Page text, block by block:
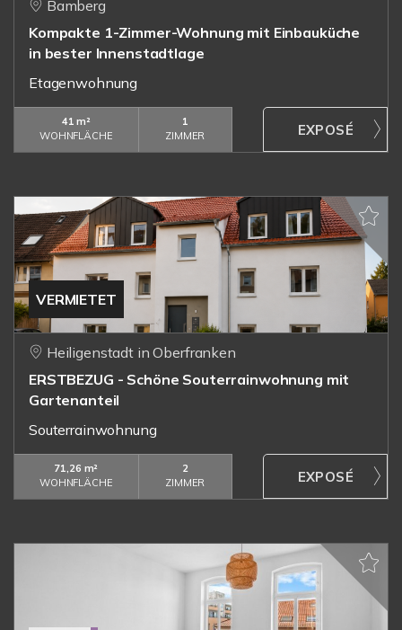
Bamberg
Kompakte 1-Zimmer-Wohnung mit Einbauküche
in bester Innenstadtlage
Etagenwohnung
41 m²
WOHNFLÄCHE
1
ZIMMER
VERMIETET
Heiligenstadt in Oberfranken
ERSTBEZUG - Schöne Souterrainwohnung mit
Gartenanteil
Souterrainwohnung
71,26 m²
WOHNFLÄCHE
2
ZIMMER